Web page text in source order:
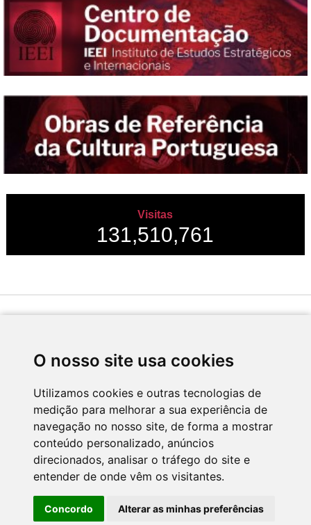
O nosso site usa cookies
Utilizamos cookies e outras tecnologias de
medição para melhorar a sua experiência de
navegação no nosso site, de forma a mostrar
conteúdo personalizado, anúncios
direcionados, analisar o tráfego do site e
entender de onde vêm os visitantes.
Concordo Alterar as minhas preferências
Visitas
131,510,761
CNC - Centro Nacional de Cultura 2026 © Todos os direitos reservados